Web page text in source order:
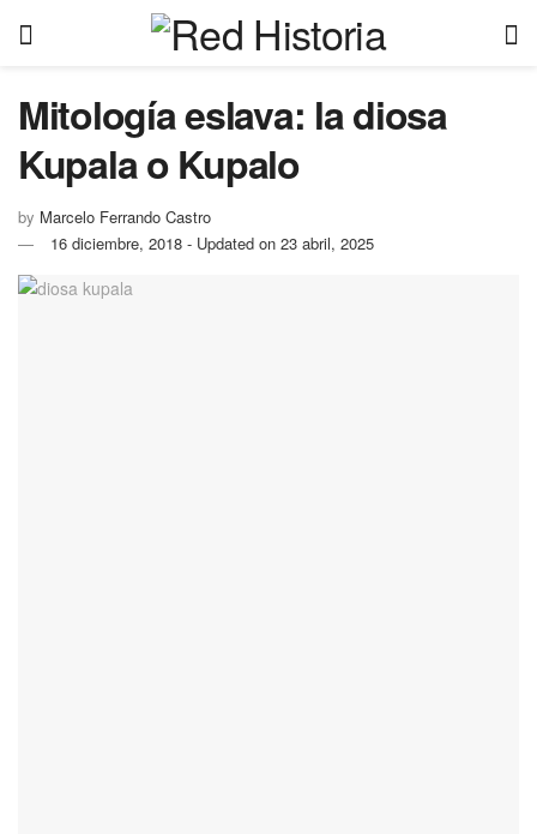
Mitología eslava: la diosa
Kupala o Kupalo
by Marcelo Ferrando Castro
16 diciembre, 2018 - Updated on 23 abril, 2025